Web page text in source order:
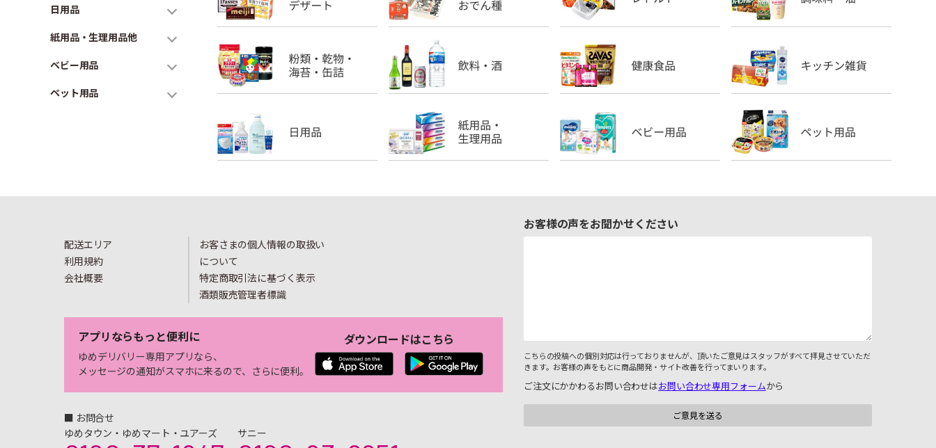
日用品
紙用品・生理用品他
ベビー用品
ペット用品
配送エリア
利用規約
会社概要
お客さまの個人情報の取扱い
について
特定商取引法に基づく表示
酒類販売管理者標識
アプリならもっと便利に
ゆめデリバリー専用アプリなら、
メッセージの通知がスマホに来るので、さらに便利。
ダウンロードはこちら
■ お問合せ
ゆめタウン・ゆめマート・ユアーズ
サニー
お客様の声をお聞かせください
こちらの投稿への個別対応は行っておりませんが、頂いたご意見はスタッフがすべて拝見させていただ
きます。お客様の声をもとに商品開発・サイト改善を行ってまいります。
ご注文にかかわるお問い合わせはお問い合わせ専用フォームから